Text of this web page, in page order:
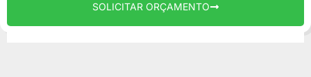
SOLICITAR ORÇAMENTO